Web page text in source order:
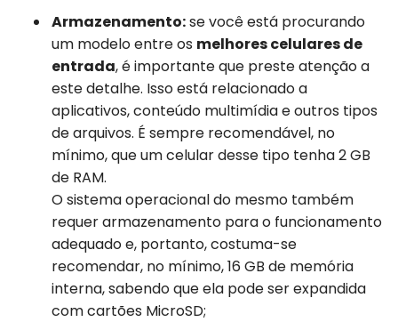
Armazenamento:se você está procurando
um modelo entre os melhores celulares de
entrada, é importante que preste atenção a
este detalhe. Isso está relacionado a
aplicativos, conteúdo multimídia e outros tipos
de arquivos. É sempre recomendável, no
mínimo, que um celular desse tipo tenha 2 GB
de RAM.
O sistema operacional do mesmo também
requer armazenamento para o funcionamento
adequado e, portanto, costuma-se
recomendar, no mínimo, 16 GB de memória
interna, sabendo que ela pode ser expandida
com cartões MicroSD;